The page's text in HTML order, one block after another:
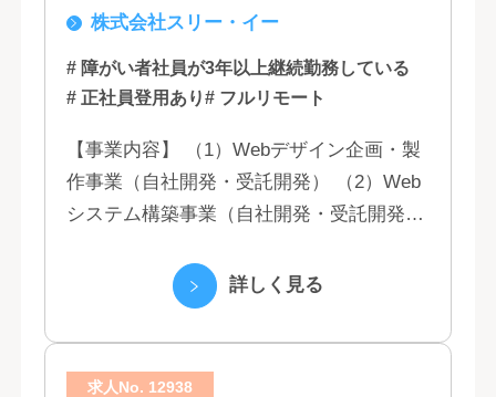
株式会社スリー・イー
# 障がい者社員が3年以上継続勤務している
# 正社員登用あり# フルリモート
【事業内容】 （1）Webデザイン企画・製
作事業（自社開発・受託開発） （2）Web
システム構築事業（自社開発・受託開発）
（5）営業代行業務 （6...詳しく見る
求人No. 12938